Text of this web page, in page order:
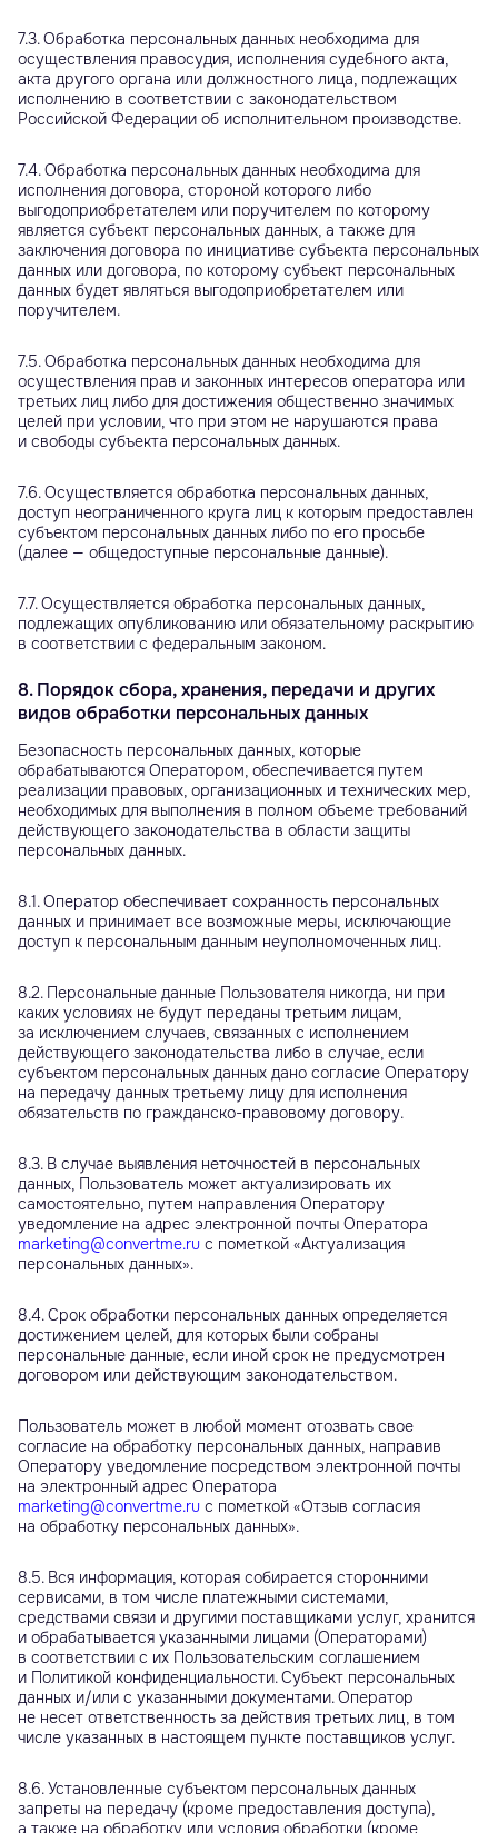
7.3. Обработка персональных данных необходима для
осуществления правосудия, исполнения судебного акта,
акта другого органа или должностного лица, подлежащих
исполнению в соответствии с законодательством
Российской Федерации об исполнительном производстве.
7.4. Обработка персональных данных необходима для
исполнения договора, стороной которого либо
выгодоприобретателем или поручителем по которому
является субъект персональных данных, а также для
заключения договора по инициативе субъекта персональных
данных или договора, по которому субъект персональных
данных будет являться выгодоприобретателем или
поручителем.
7.5. Обработка персональных данных необходима для
осуществления прав и законных интересов оператора или
третьих лиц либо для достижения общественно значимых
целей при условии, что при этом не нарушаются права
и свободы субъекта персональных данных.
7.6. Осуществляется обработка персональных данных,
доступ неограниченного круга лиц к которым предоставлен
субъектом персональных данных либо по его просьбе
(далее — общедоступные персональные данные).
7.7. Осуществляется обработка персональных данных,
подлежащих опубликованию или обязательному раскрытию
в соответствии с федеральным законом.
8. Порядок сбора, хранения, передачи и других
видов обработки персональных данных
Безопасность персональных данных, которые
обрабатываются Оператором, обеспечивается путем
реализации правовых, организационных и технических мер,
необходимых для выполнения в полном объеме требований
действующего законодательства в области защиты
персональных данных.
8.1. Оператор обеспечивает сохранность персональных
данных и принимает все возможные меры, исключающие
доступ к персональным данным неуполномоченных лиц.
8.2. Персональные данные Пользователя никогда, ни при
каких условиях не будут переданы третьим лицам,
за исключением случаев, связанных с исполнением
действующего законодательства либо в случае, если
субъектом персональных данных дано согласие Оператору
на передачу данных третьему лицу для исполнения
обязательств по гражданско-правовому договору.
8.3. В случае выявления неточностей в персональных
данных, Пользователь может актуализировать их
самостоятельно, путем направления Оператору
уведомление на адрес электронной почты Оператора
marketing@convertme.ru с пометкой «Актуализация
персональных данных».
8.4. Срок обработки персональных данных определяется
достижением целей, для которых были собраны
персональные данные, если иной срок не предусмотрен
договором или действующим законодательством.
Пользователь может в любой момент отозвать свое
согласие на обработку персональных данных, направив
Оператору уведомление посредством электронной почты
на электронный адрес Оператора
marketing@convertme.ru с пометкой «Отзыв согласия
на обработку персональных данных».
8.5. Вся информация, которая собирается сторонними
сервисами, в том числе платежными системами,
средствами связи и другими поставщиками услуг, хранится
и обрабатывается указанными лицами (Операторами)
в соответствии с их Пользовательским соглашением
и Политикой конфиденциальности. Субъект персональных
данных и/или с указанными документами. Оператор
не несет ответственность за действия третьих лиц, в том
числе указанных в настоящем пункте поставщиков услуг.
8.6. Установленные субъектом персональных данных
запреты на передачу (кроме предоставления доступа),
а также на обработку или условия обработки (кроме